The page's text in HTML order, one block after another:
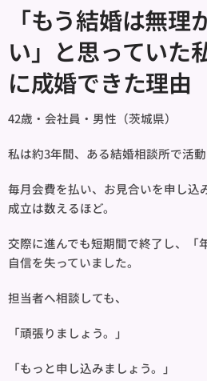
「もう結婚は無理
い」と思っていた
に成婚できた理由
42歳・会社員・男性（茨城県）
私は約3年間、ある結婚相談所で活動
毎月会費を払い、お見合いを申し込
成立は数えるほど。
交際に進んでも短期間で終了し、「
自信を失っていました。
担当者へ相談しても、
「頑張りましょう。」
「もっと申し込みましょう。」